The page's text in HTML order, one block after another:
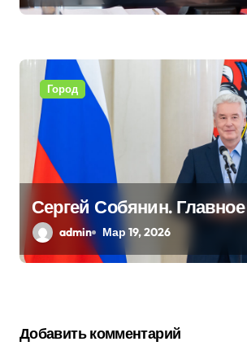
Город
Сергей Собянин.
admin Мар 19, 2026
Добавить комментарий